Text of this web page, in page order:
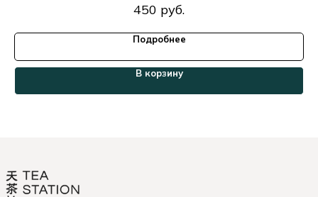
450 руб.
Подробнее
В корзину